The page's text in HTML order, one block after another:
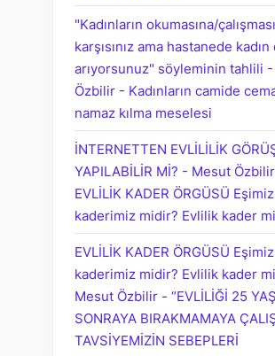
"Kadınların okumasına/
karşısınız ama hastanede
arıyorsunuz" söyleminin tahlili
Özbilir - Kadınların camide
namaz kılma meselesi
İNTERNETTEN EVLİLİLİK
YAPILABİLİR Mİ? - Mesut Özbilir
EVLİLİK KADER ÖRGÜSÜ Eşimiz
kaderimiz midir? Evlilik kader
EVLİLİK KADER ÖRGÜSÜ Eşimiz
kaderimiz midir? Evlilik kader
Mesut Özbilir - “EVLİLİĞİ 25
SONRAYA BIRAKMAMAYA
TAVSİYEMİZİN SEBEPLERİ